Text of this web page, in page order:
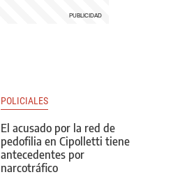
POLICIALES
El acusado por la red de
pedofilia en Cipolletti tiene
antecedentes por
narcotráfico